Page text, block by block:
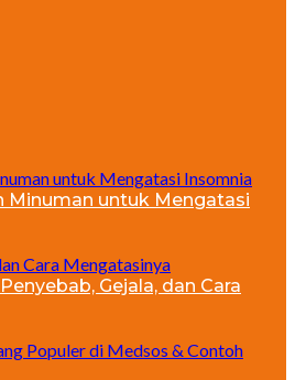
Minuman untuk Mengatasi
Gejala, dan Cara